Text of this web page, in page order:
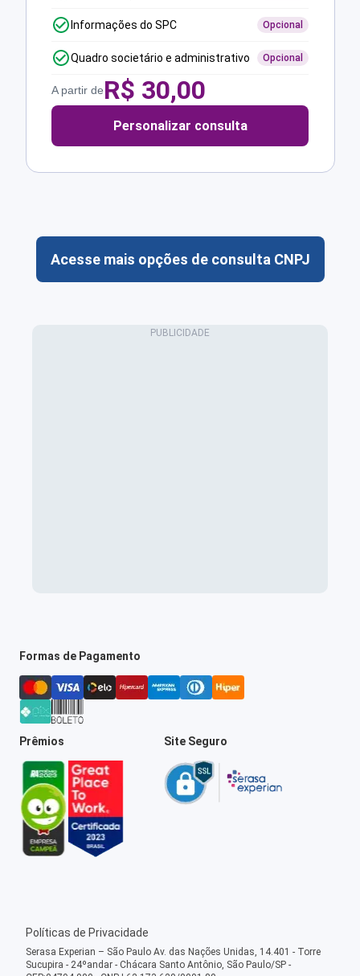
Informações do SPC Opcional
Quadro societário e administrativo Opcional
A partir deR$ 30,00
Personalizar consulta
Acesse mais opções de consulta CNPJ
Formas de Pagamento
Prêmios Site Seguro
Políticas de Privacidade
Serasa Experian – São Paulo Av. das Nações Unidas, 14.401 - Torre
Sucupira - 24ºandar - Chácara Santo Antônio, São Paulo/SP -